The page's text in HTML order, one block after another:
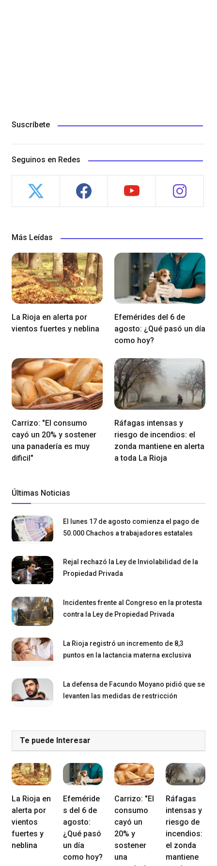
Suscríbete
Seguinos en Redes
Más Leídas
La Rioja en alerta por
vientos fuertes y neblina
Efemérides del 6 de
agosto: ¿Qué pasó un día
como hoy?
Carrizo: "El consumo
cayó un 20% y sostener
una panadería es muy
dificil"
Ráfagas intensas y
riesgo de incendios: el
zonda mantiene en alerta
a toda La Rioja
Últimas Noticias
El lunes 17 de agosto comienza el pago de
50.000 Chachos a trabajadores estatales
Rejal rechazó la Ley de Inviolabilidad de la
Propiedad Privada
Incidentes frente al Congreso en la protesta
contra la Ley de Propiedad Privada
La Rioja registró un incremento de 8,3
puntos en la lactancia materna exclusiva
La defensa de Facundo Moyano pidió que se
levanten las medidas de restricción
Te puede Interesar
La Rioja en
alerta por
vientos
fuertes y
neblina
Efeméride
s del 6 de
agosto:
¿Qué pasó
un día
como hoy?
Carrizo: "El
consumo
cayó un
20% y
sostener
una
Ráfagas
intensas y
riesgo de
incendios:
el zonda
mantiene